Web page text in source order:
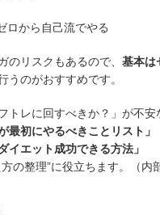
ロから自己流でやる
のリスクもあるので、 基本は
うのがおすすめです。
トレに回すべきか？」が不安
最初にやるべきことリスト」
イエット成功できる方法」
の整理”に役立ちます。（内